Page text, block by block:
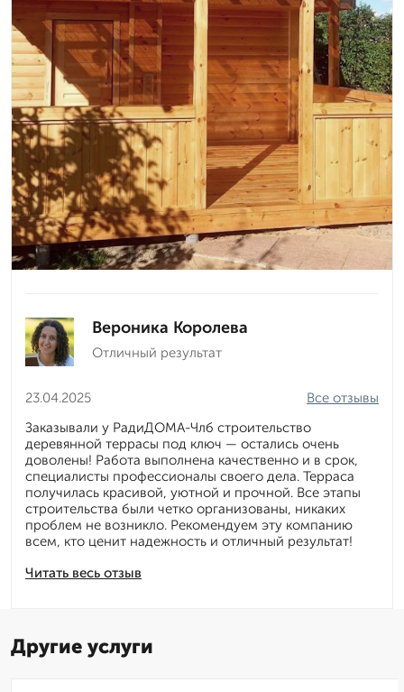
Вероника Королева
Отличный результат
23.04.2025
Читать весь отзыв
Все отзывы
Заказывали у РадиДОМА-Члб строительство
деревянной террасы под ключ — остались очень
доволены! Работа выполнена качественно и в срок,
специалисты профессионалы своего дела. Терраса
получилась красивой, уютной и прочной. Все этапы
строительства были четко организованы, никаких
проблем не возникло. Рекомендуем эту компанию
всем, кто ценит надежность и отличный результат!
Другие услуги